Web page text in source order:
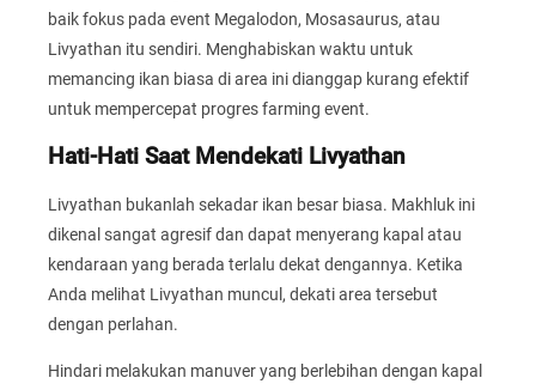
baik fokus pada event Megalodon, Mosasaurus, atau
Livyathan itu sendiri. Menghabiskan waktu untuk
memancing ikan biasa di area ini dianggap kurang efektif
untuk mempercepat progres farming event.
Hati-Hati Saat Mendekati Livyathan
Livyathan bukanlah sekadar ikan besar biasa. Makhluk ini
dikenal sangat agresif dan dapat menyerang kapal atau
kendaraan yang berada terlalu dekat dengannya. Ketika
Anda melihat Livyathan muncul, dekati area tersebut
dengan perlahan.
Hindari melakukan manuver yang berlebihan dengan kapal